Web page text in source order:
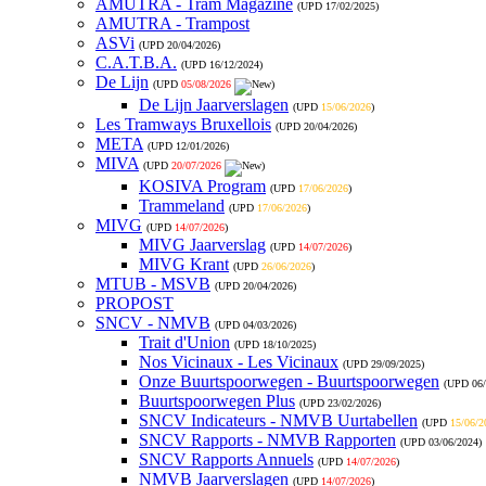
AMUTRA - Tram Magazine (UPD 17/02/2025)
AMUTRA - Trampost
ASVi (UPD 20/04/2026)
C.A.T.B.A. (UPD 16/12/2024)
De Lijn (UPD 05/08/2026 )
De Lijn Jaarverslagen (UPD 15/06/2026)
Les Tramways Bruxellois (UPD 20/04/2026)
META (UPD 12/01/2026)
MIVA (UPD 20/07/2026 )
KOSIVA Program (UPD 17/06/2026)
Trammeland (UPD 17/06/2026)
MIVG (UPD 14/07/2026)
MIVG Jaarverslag (UPD 14/07/2026)
MIVG Krant (UPD 26/06/2026)
MTUB - MSVB (UPD 20/04/2026)
PROPOST
SNCV - NMVB (UPD 04/03/2026)
Trait d'Union (UPD 18/10/2025)
Nos Vicinaux - Les Vicinaux (UPD 29/09/2025)
Onze Buurtspoorwegen - Buurtspoorwegen (UPD
Buurtspoorwegen Plus (UPD 23/02/2026)
SNCV Indicateurs - NMVB Uurtabellen (UPD 15/06/
SNCV Rapports - NMVB Rapporten (UPD 03/06/2024)
SNCV Rapports Annuels (UPD 14/07/2026)
NMVB Jaarverslagen (UPD 14/07/2026)